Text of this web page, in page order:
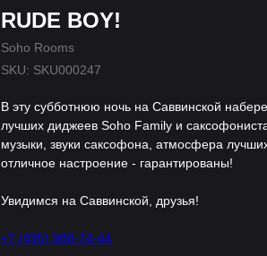
RUDE BOY!
Soho Rooms
SKU: SKU000247
В эту субботнюю ночь на Саввинской
лучших диджеев Soho Family и
музыки, звуки саксофона, атмосфера
отличное настроение - гарантированы!
Увидимся на Саввинской, друзья!
+7 (495) 988-74-44